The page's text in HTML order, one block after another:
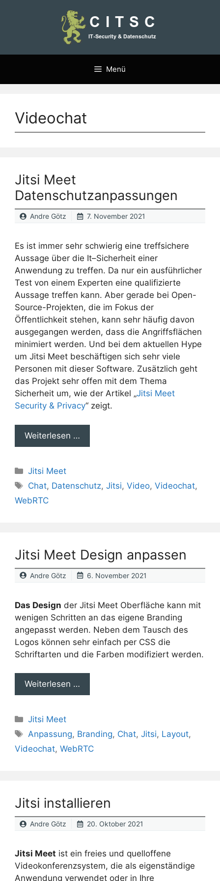
Menü
Videochat
Jitsi Meet
Datenschutzanpassungen
Andre Götz 7. November 2021
Es ist immer sehr schwierig eine treffsichere
Aussage über die It–Sicherheit einer
Anwendung zu treffen. Da nur ein ausführlicher
Test von einem Experten eine qualifizierte
Aussage treffen kann. Aber gerade bei Open-
Source-Projekten, die im Fokus der
Öffentlichkeit stehen, kann sehr häufig davon
ausgegangen werden, dass die Angriffsflächen
minimiert werden. Und bei dem aktuellen Hype
um Jitsi Meet beschäftigen sich sehr viele
Personen mit dieser Software. Zusätzlich geht
das Projekt sehr offen mit dem Thema
Sicherheit um, wie der Artikel „Jitsi Meet
Security & Privacy“ zeigt.
Weiterlesen …
Kategorien
Jitsi Meet
Schlagwörter
Chat, Datenschutz,Jitsi,Video,Videochat,
WebRTC
Jitsi Meet Design anpassen
Andre Götz 6. November 2021
Das Design der Jitsi Meet Oberfläche kann mit
wenigen Schritten an das eigene Branding
angepasst werden. Neben dem Tausch des
Logos können sehr einfach per CSS die
Schriftarten und die Farben modifiziert werden.
Weiterlesen …
Kategorien
Jitsi Meet
Schlagwörter
Anpassung, Branding, Chat,Jitsi, Layout,
Videochat, WebRTC
Jitsi installieren
Andre Götz 20. Oktober 2021
Jitsi Meet ist ein freies und quelloffene
Videokonferenzsystem, die als eigenständige
Anwendung verwendet oder in Ihre